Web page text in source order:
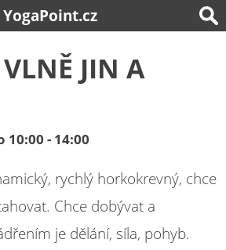
YogaPoint.cz
JIN A
10:00 - 14:00
rychlý horkokrevný, chce
Chce dobývat a
je dělání, síla, pohyb.